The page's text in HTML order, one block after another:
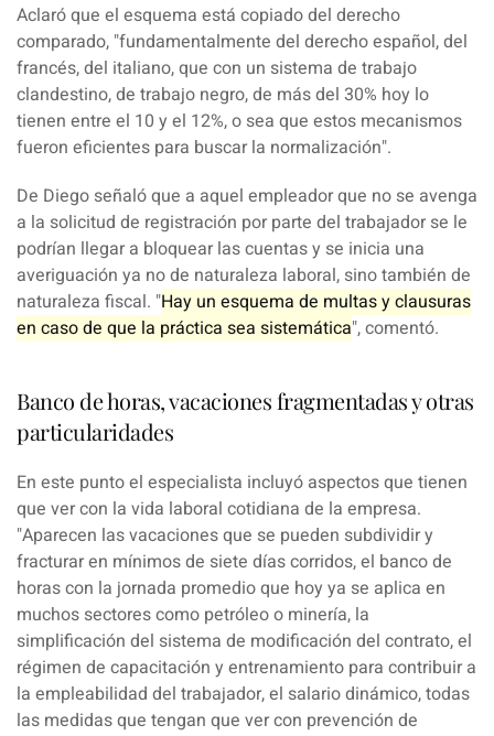
Aclaró que el esquema está copiado del derecho
comparado, "fundamentalmente del derecho español, del
francés, del italiano, que con un sistema de trabajo
clandestino, de trabajo negro, de más del 30% hoy lo
tienen entre el 10 y el 12%, o sea que estos mecanismos
fueron eficientes para buscar la normalización".
De Diego señaló que a aquel empleador que no se avenga
a la solicitud de registración por parte del trabajador se le
podrían llegar a bloquear las cuentas y se inicia una
averiguación ya no de naturaleza laboral, sino también de
naturaleza fiscal. "Hay un esquema de multas y clausuras
en caso de que la práctica sea sistemática", comentó.
Banco de horas, vacaciones fragmentadas y otras
particularidades
En este punto el especialista incluyó aspectos que tienen
que ver con la vida laboral cotidiana de la empresa.
"Aparecen las vacaciones que se pueden subdividir y
fracturar en mínimos de siete días corridos, el banco de
horas con la jornada promedio que hoy ya se aplica en
muchos sectores como petróleoo minería, la
simplificación del sistema de modificación del contrato, el
régimen de capacitación y entrenamiento para contribuir a
la empleabilidad del trabajador, el salario dinámico, todas
las medidas que tengan que ver con prevención de